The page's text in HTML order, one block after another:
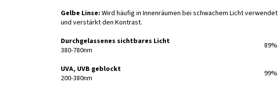
Gelbe Linse: Wird häufig in Innenräumen bei schwachem Licht verwendet
und verstärkt den Kontrast.
Durchgelassenes sichtbares Licht
380-780nm
89%
UVA, UVB geblockt
200-380nm
99%